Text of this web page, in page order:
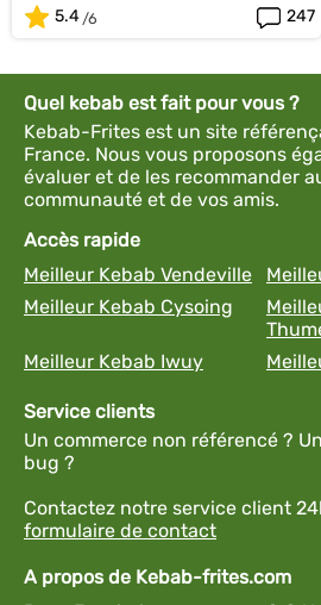
5.4
247
Quel kebab est fait pour vous ?
Kebab-Frites est un site
France. Nous vous proposons
évaluer et de les recommander
communauté et de vos amis.
Accès rapide
Meilleur Kebab Vendeville
Meilleur Kebab Cysoing
Meilleur Kebab Iwuy
Service clients
Un commerce non référencé ?
bug ?
Contactez notre service client
formulaire de contact
A propos de Kebab-frites.com